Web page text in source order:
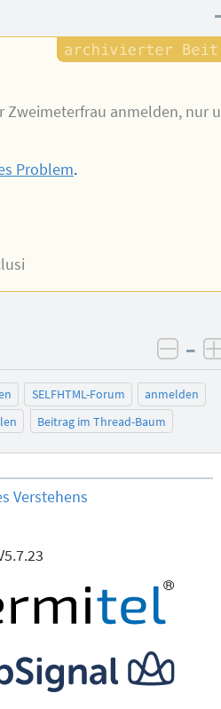
Zweimeterfrau anmelden, nur
Problem.
–
SELFHTML-Forum
anmelden
Beitrag im Thread-Baum
Verstehens